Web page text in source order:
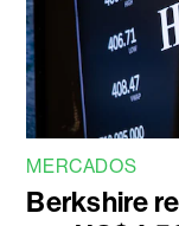
MERCADOS
Berkshire